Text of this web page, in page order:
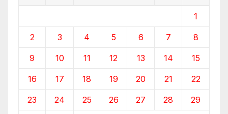
1
2 3 4 5 6 7 8
9 10 11 12 13 14 15
16 17 18 19 20 21 22
23 24 25 26 27 28 29